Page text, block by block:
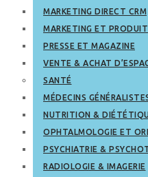
MARKETING DIRECT CRM
MARKETING ET PRODUIT
PRESSE ET MAGAZINE
VENTE & ACHAT
SANTÉ
MÉDECINS
NUTRITION &
OPHTALMOLOGIE ET
PSYCHIATRIE &
RADIOLOGIE & IMAGERIE